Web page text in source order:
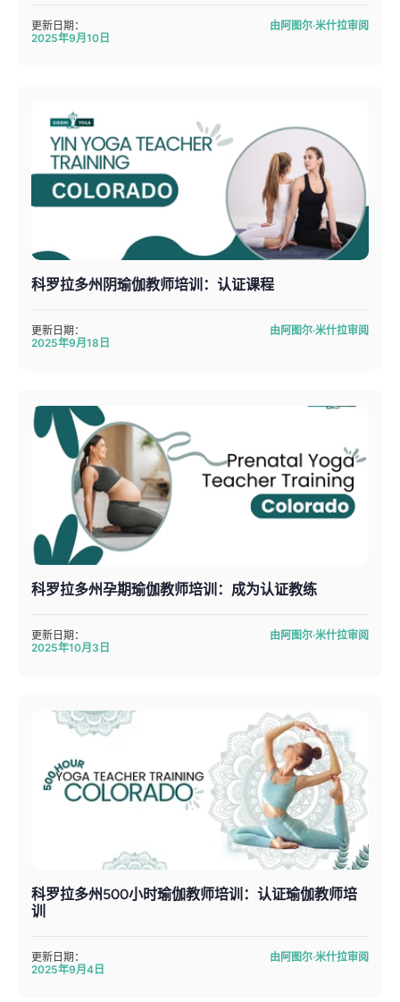
更新日期：
2025年9月10日
由阿图尔·米什拉审阅
科罗拉多州阴瑜伽教师培训：认证课程
更新日期：
2025年9月18日
由阿图尔·米什拉审阅
科罗拉多州孕期瑜伽教师培训：成为认证教练
更新日期：
2025年10月3日
由阿图尔·米什拉审阅
科罗拉多州500小时瑜伽教师培训：认证瑜伽教师培
训
更新日期：
2025年9月4日
由阿图尔·米什拉审阅